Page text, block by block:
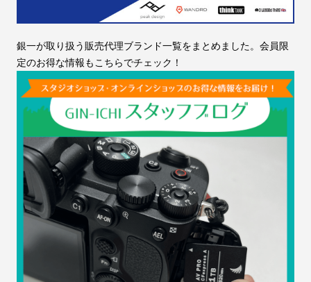
銀一が取り扱う販売代理ブランド一覧をまとめました。会員限
定のお得な情報もこちらでチェック！